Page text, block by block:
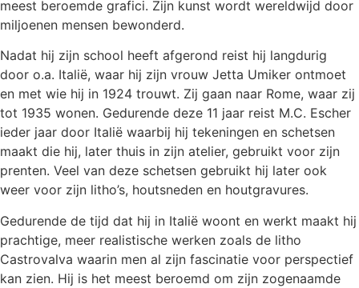
meest beroemde grafici. Zijn kunst wordt wereldwijd door
miljoenen mensen bewonderd.
Nadat hij zijn school heeft afgerond reist hij langdurig
door o.a. Italië, waar hij zijn vrouw Jetta Umiker ontmoet
en met wie hij in 1924 trouwt. Zij gaan naar Rome, waar zij
tot 1935 wonen. Gedurende deze 11 jaar reist M.C. Escher
ieder jaar door Italië waarbij hij tekeningen en schetsen
maakt die hij, later thuis in zijn atelier, gebruikt voor zijn
prenten. Veel van deze schetsen gebruikt hij later ook
weer voor zijn litho’s, houtsneden en houtgravures.
Gedurende de tijd dat hij in Italië woont en werkt maakt hij
prachtige, meer realistische werken zoals de litho
Castrovalva waarin men al zijn fascinatie voor perspectief
kan zien. Hij is het meest beroemd om zijn zogenaamde